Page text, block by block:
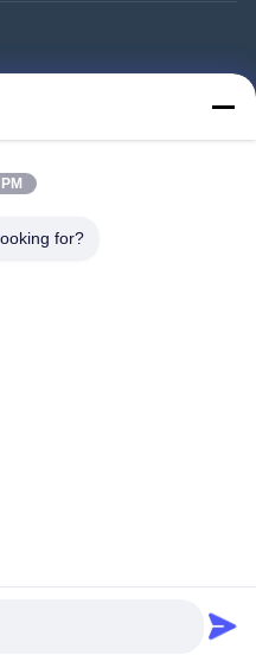
Ltd.. . Все права защищены.
for?